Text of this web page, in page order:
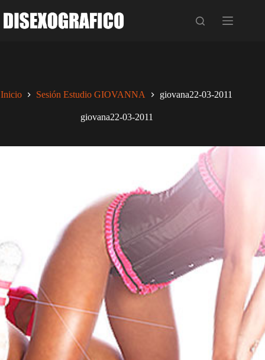
al
contenido
Inicio Sesión Estudio GIOVANNA giovana22-03-2011
giovana22-03-2011